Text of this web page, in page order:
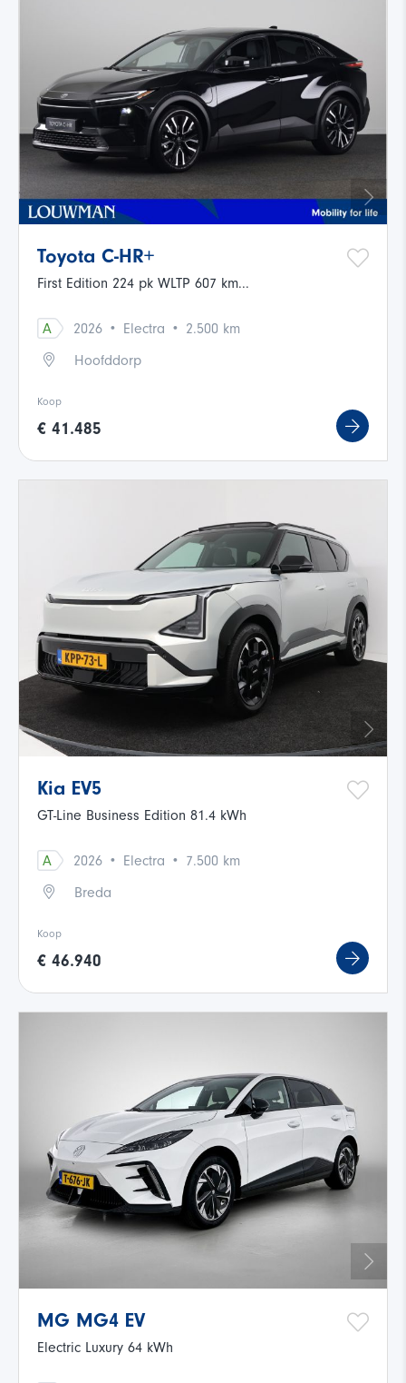
Toyota C-HR+
First Edition 224 pk WLTP 607 km...
A 2026 · Electra · 2.500 km
Hoofddorp
Koop
€ 41.485
Kia EV5
GT-Line Business Edition 81.4 kWh
A 2026 · Electra · 7.500 km
Breda
Koop
€ 46.940
MG MG4 EV
Electric Luxury 64 kWh